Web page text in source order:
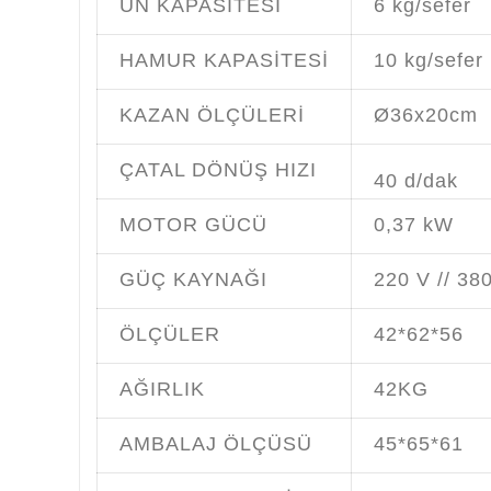
UN KAPASİTESİ 6 kg/sefer
HAMUR KAPASİTESİ 10 kg/sefer
KAZAN ÖLÇÜLERİ Ø36x20cm
ÇATAL DÖNÜŞ HIZI
40 d/dak
MOTOR GÜCÜ
0,37 kW
GÜÇ KAYNAĞI 220 V //
ÖLÇÜLER 42*62*56
AĞIRLIK 42KG
AMBALAJ ÖLÇÜSÜ 45*65*61